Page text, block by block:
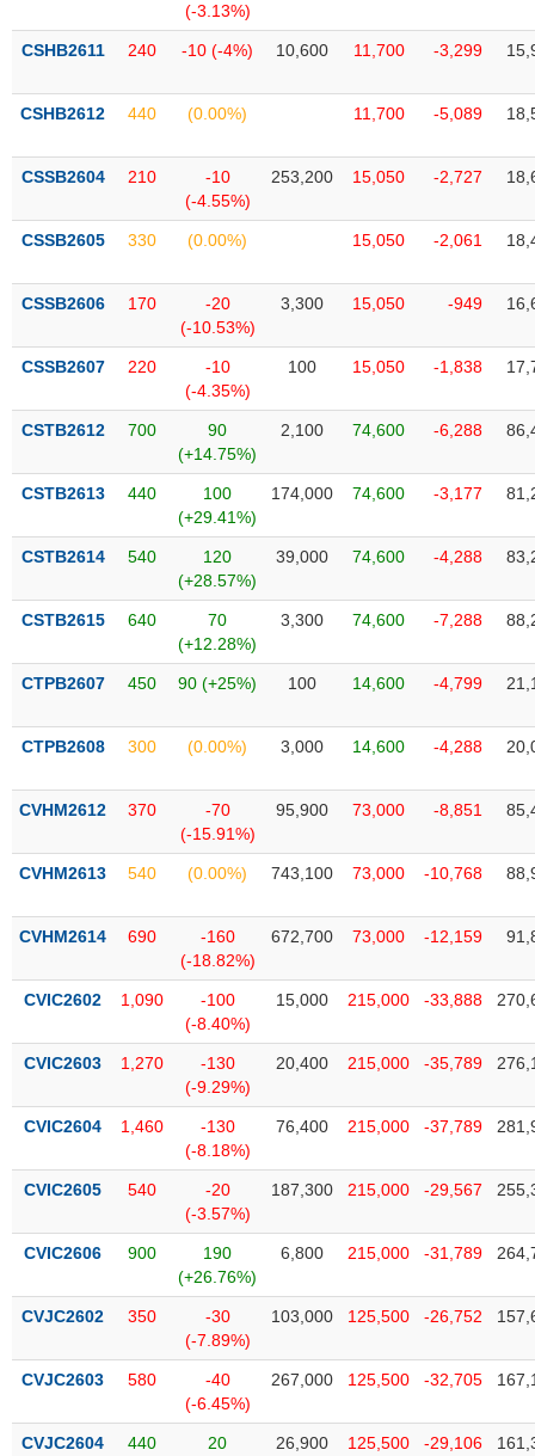
(-3.13%)
CSHB2611 240 -10 (-4%) 10,600 11,700 -3,299
CSHB2612 440 (0.00%) 11,700 -5,089
CSSB2604 210
-10
(-4.55%)
253,200 15,050 -2,727
CSSB2605 330 (0.00%) 15,050 -2,061
CSSB2606 170
-20
(-10.53%)
3,300 15,050 -949
CSSB2607 220
-10
(-4.35%)
100 15,050 -1,838
CSTB2612 700
90
(+14.75%)
2,100 74,600 -6,288
CSTB2613 440
100
(+29.41%)
174,000 74,600 -3,177
CSTB2614 540
120
(+28.57%)
39,000 74,600 -4,288
CSTB2615 640
70
(+12.28%)
3,300 74,600 -7,288
CTPB2607 450 90 (+25%) 100 14,600 -4,799
CTPB2608 300 (0.00%) 3,000 14,600 -4,288
CVHM2612 370
-70
(-15.91%)
95,900 73,000 -8,851
CVHM2613 540 (0.00%) 743,100 73,000 -10,768
CVHM2614 690
-160
(-18.82%)
672,700 73,000 -12,159
CVIC2602 1,090
-100
(-8.40%)
15,000 215,000 -33,888
CVIC2603 1,270
-130
(-9.29%)
20,400 215,000 -35,789
CVIC2604 1,460
-130
(-8.18%)
76,400 215,000 -37,789
CVIC2605 540
-20
(-3.57%)
187,300 215,000 -29,567
CVIC2606 900
190
(+26.76%)
6,800 215,000 -31,789
CVJC2602 350
-30
(-7.89%)
103,000 125,500 -26,752
CVJC2603 580
-40
(-6.45%)
267,000 125,500 -32,705
CVJC2604 440
20
26,900 125,500 -29,106
Người nội bộ
tức
(-)
Bài
tác
(-)
Báo
tích
(-)
ngữ
(-)
Dịch
(-)
Đào
Sách
chính
Công
cụ
Truyền
thông
chính
liệu